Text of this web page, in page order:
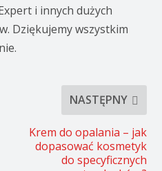
i innych dużych
Dziękujemy wszystkim
NASTĘPNY
Krem do opalania – jak
dopasować kosmetyk
do specyficznych